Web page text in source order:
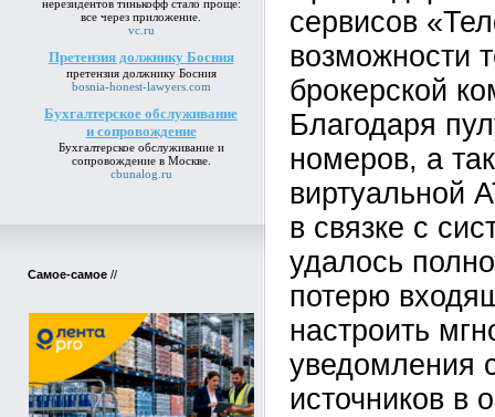
нерезидентов тинькоффстало проще:
все через приложение.
vc.ru
Претензия должнику Босния
претензия должнику Босния
bosnia-honest-lawyers.com
Бухгалтерское обслуживание
и сопровождение
Бухгалтерское обслуживание и
сопровождениев Москве.
cbunalog.ru
Самое-самое //
сервисов
возможности
брокерской
Благодаря
номеров, а
виртуальной
в связке с
удалось
потерю
настроить
уведомления
источников в